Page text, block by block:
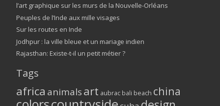
l’art graphique sur les murs de la Nouvelle-Orléans
Peuples de l’Inde aux mille visages
Sur les routes en Inde
Jodhpur : la ville bleue et un mariage indien
Rajasthan: Existe-t-il un petit métier ?
Tags
africa animalsart aubrac bali beach china